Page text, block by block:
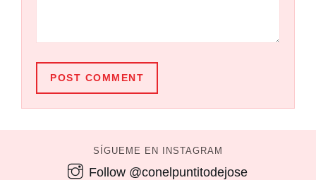
POST COMMENT
SÍGUEME EN INSTAGRAM
Follow @conelpuntitodejose